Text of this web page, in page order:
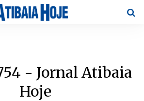
- Jornal Atibaia
Hoje